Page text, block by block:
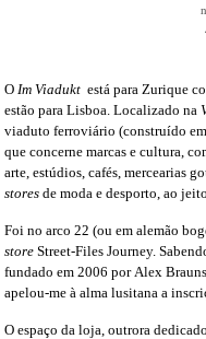
OIm Viadukt está para Zurique
estão para Lisboa. Localizado na
viaduto ferroviário (construído
que concerne marcas e cultura,
arte, estúdios, cafés, mercearias
stores de moda e desporto, ao
Foi no arco 22 (ou em alemão
store Street-Files Journey.
fundado em 2006 por Alex
apelou-me à alma lusitana a
O espaço da loja, outrora